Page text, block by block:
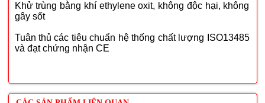
Khử trùng bằng khí ethylene oxit, không độc hại, không
gây sốt
Tuân thủ các tiêu chuẩn hệ thống chất lượng ISO13485
và đạt chứng nhận CE